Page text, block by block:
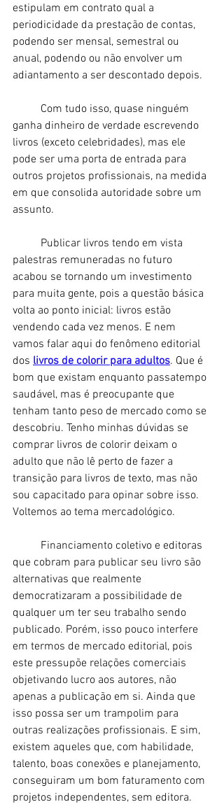
estipulam em contrato qual a
periodicidade da prestação de contas,
podendo ser mensal, semestral ou
anual, podendo ou não envolver um
adiantamento a ser descontado depois.
ganha dinheiro de verdade escrevendo
livros (exceto celebridades), mas ele
pode ser uma porta de entrada para
outros projetos profissionais, na medida
em que consolida autoridade sobre um
assunto.
palestras remuneradas no futuro
acabou se tornando um investimento
para muita gente, pois a questão básica
volta ao ponto inicial: livros estão
vendendo cada vez menos. E nem
vamos falar aqui do fenômeno editorial
dos livros de colorir para adultos. Que é
bom que existam enquanto passatempo
saudável, mas é preocupante que
tenham tanto peso de mercado como se
descobriu. Tenho minhas dúvidas se
comprar livros de colorir deixam o
adulto que não lê perto de fazer a
transição para livros de texto, mas não
sou capacitado para opinar sobre isso.
Voltemos ao tema mercadológico.
que cobram para publicar seu livro são
alternativas que realmente
democratizaram a possibilidade de
qualquer um ter seu trabalho sendo
publicado. Porém, isso pouco interfere
em termos de mercado editorial, pois
este pressupõe relações comerciais
objetivando lucro aos autores, não
apenas a publicação em si. Ainda que
isso possa ser um trampolim para
outras realizações profissionais. E sim,
existem aqueles que, com habilidade,
talento, boas conexões e planejamento,
conseguiram um bom faturamento com
projetos independentes, sem editora.